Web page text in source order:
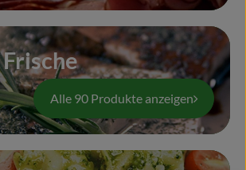
Alle 90 Produkte anzeigen